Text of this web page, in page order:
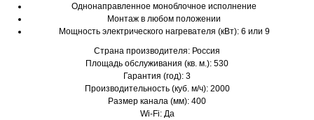
Однонаправленное моноблочное исполнение
Монтаж в любом положении
Мощность электрического нагревателя (кВт): 6 или 9
Страна производителя: Россия
Площадь обслуживания (кв. м.): 530
Гарантия (год): 3
Производительность (куб. м/ч): 2000
Размер канала (мм): 400
Wi-Fi: Да